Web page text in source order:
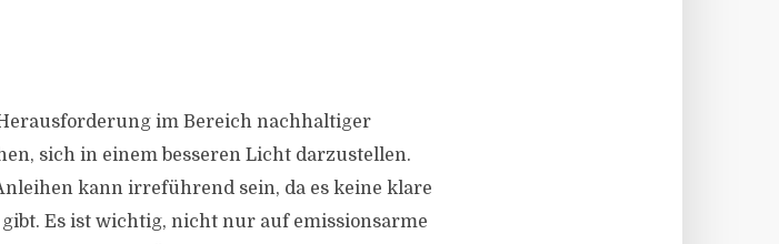
im Bereich nachhaltiger
sich in einem besseren Licht darzustellen.
kann irreführend sein, da es keine klare
Es ist wichtig, nicht nur auf emissionsarme